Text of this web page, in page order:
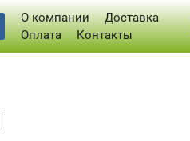
О компании
Доставка
Оплата
Контакты